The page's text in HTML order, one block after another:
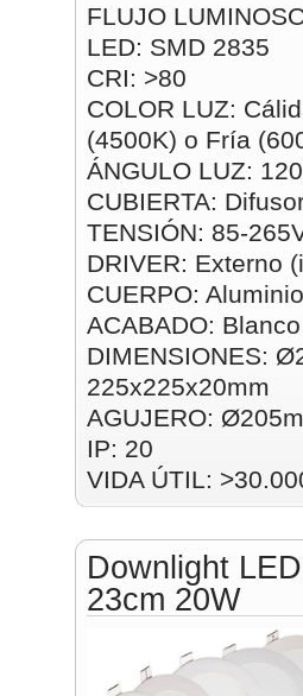
FLUJO
LED: SMD 2835
CRI: >80
COLOR LUZ:
(4500K) o Fría
ÁNGULO LUZ:
CUBIERTA:
TENSIÓN: 85-
DRIVER: Externo
CUERPO: Aluminio
ACABADO: Blanco
DIMENSIONES:
225x225x20mm
AGUJERO:
IP: 20
VIDA ÚTIL:
Downlight
23cm 20W